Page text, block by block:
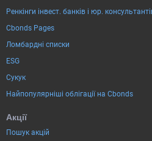
Ренкінги інвест. банків і юр.
Cbonds Pages
Ломбардні списки
ESG
Сукук
Найпопулярніші облігації на Cbonds
Акції
Пошук акцій